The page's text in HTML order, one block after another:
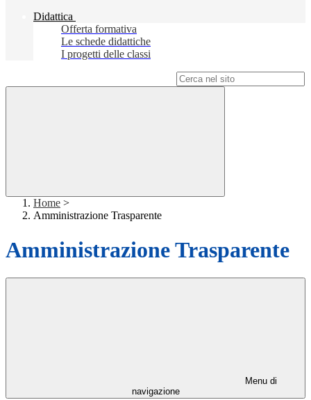
Didattica
Offerta formativa
Le schede didattiche
I progetti delle classi
Home >
Amministrazione Trasparente
Amministrazione Trasparente
Menu di
navigazione